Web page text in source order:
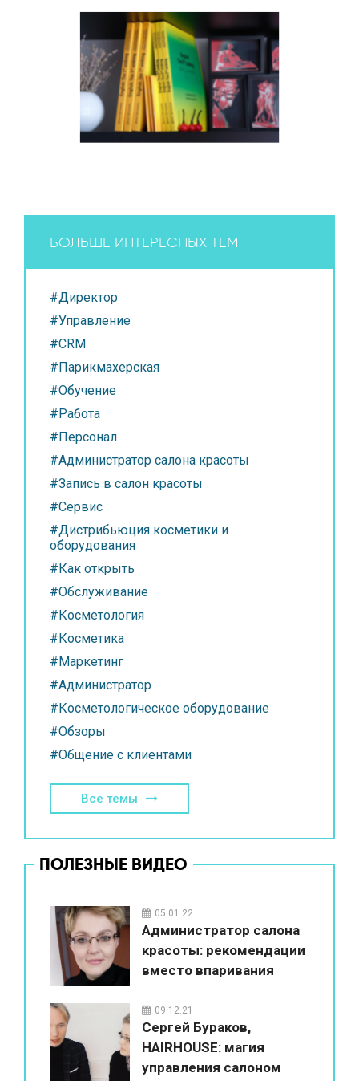
БОЛЬШЕ ИНТЕРЕСНЫХ ТЕМ
#Директор
#Управление
#CRM
#Парикмахерская
#Обучение
#Работа
#Персонал
#Администратор салона красоты
#Запись в салон красоты
#Сервис
#Дистрибьюция косметики и
оборудования
#Как открыть
#Обслуживание
#Косметология
#Косметика
#Маркетинг
#Администратор
#Косметологическое оборудование
#Обзоры
#Общение с клиентами
Все темы
ПОЛЕЗНЫЕ ВИДЕО
05.01.22
Администратор салона
красоты: рекомендации
вместо впаривания
09.12.21
Сергей Бураков,
HAIRHOUSE: магия
управления салоном